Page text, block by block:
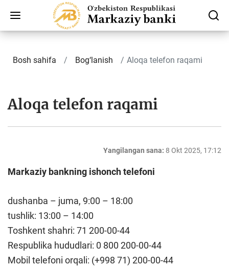
Bosh sahifa Bog‘lanish Aloqa telefon raqami
Aloqa telefon raqami
Yangilangan sana: 8 Okt 2025, 17:12
Markaziy bankning ishonch telefoni
dushanba – juma, 9:00 – 18:00
tushlik: 13:00 – 14:00
Toshkent shahri: 71 200-00-44
Respublika hududlari: 0 800 200-00-44
Mobil telefoni orqali: (+998 71) 200-00-44